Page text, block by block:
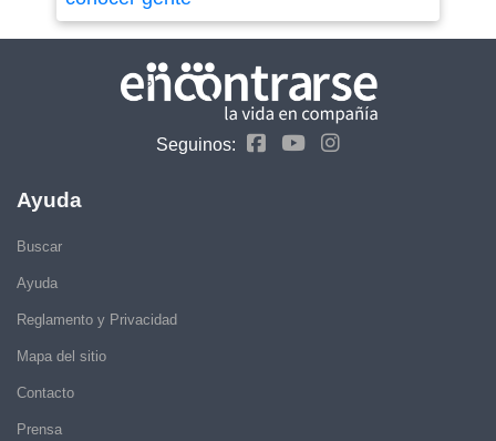
Seguinos:
Ayuda
Buscar
Ayuda
Reglamento y Privacidad
Mapa del sitio
Contacto
Prensa